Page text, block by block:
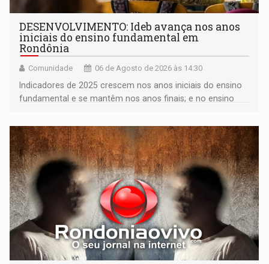
DESENVOLVIMENTO: Ideb avança nos anos
iniciais do ensino fundamental em
Rondônia
Comunidade 06 de Agosto de 2026 às 14:30
Indicadores de 2025 crescem nos anos iniciais do ensino
fundamental e se mantêm nos anos finais; e no ensino